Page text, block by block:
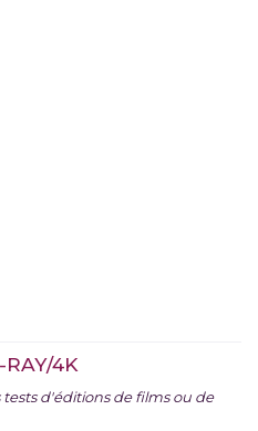
RAY/4K
d'éditions de films ou de